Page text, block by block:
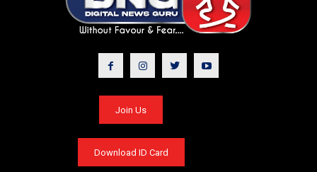
Join Us
Download ID Card